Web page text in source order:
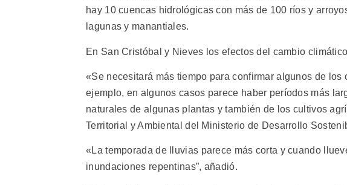
hay 10 cuencas hidrológicas con más de 100 ríos y
lagunas y manantiales.
En San Cristóbal y Nieves los efectos del cambio
«Se necesitará más tiempo para confirmar algunos de
ejemplo, en algunos casos parece haber períodos más
naturales de algunas plantas y también de los cultivos
Territorial y Ambiental del Ministerio de Desarrollo
«La temporada de lluvias parece más corta y cuando
inundaciones repentinas”, añadió.